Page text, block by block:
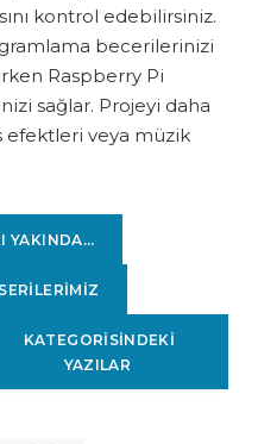
kontrol edebilirsiniz.
becerilerinizi
Raspberry Pi
sağlar. Projeyi daha
efektleri veya müzik
YAKINDA…
KATEGORİSİNDEKİ
YAZILAR